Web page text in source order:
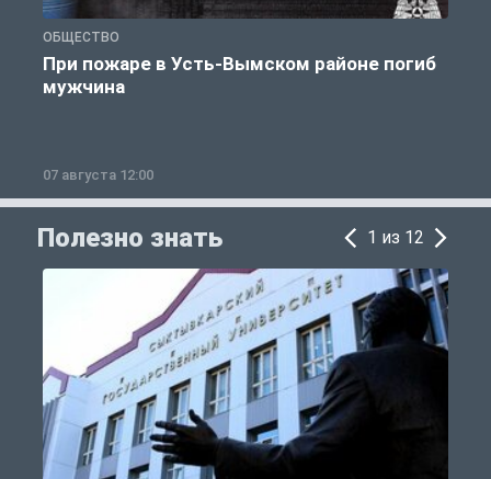
ОБЩЕСТВО
При пожаре в Усть-Вымском районе погиб
мужчина
07 августа 12:00
Полезно знать 1 из 12